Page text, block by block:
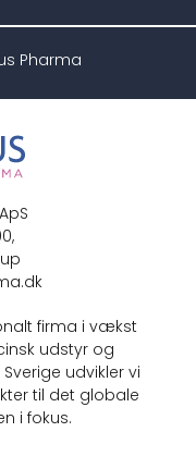
Pharma
firma i vækst
udstyr og
udvikler vi
til det globale
i fokus.